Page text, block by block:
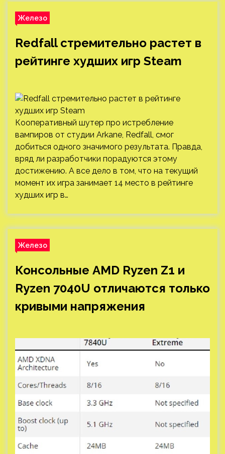
Железо
Redfall стремительно растет в
рейтинге худших игр Steam
Кооперативный шутер про истребление
вампиров от студии Arkane, Redfall, смог
добиться одного значимого результата. Правда,
вряд ли разработчики порадуются этому
достижению. А все дело в том, что на текущий
момент их игра занимает 14 место в рейтинге
худших игр в…
Железо
Консольные AMD Ryzen Z1 и
Ryzen 7040U отличаются только
кривыми напряжения